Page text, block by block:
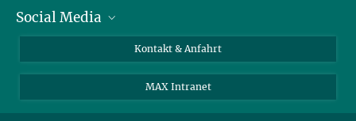
Journalist*innen
Social Media
LinkedIn
Kontakt & Anfahrt
MAX Intranet